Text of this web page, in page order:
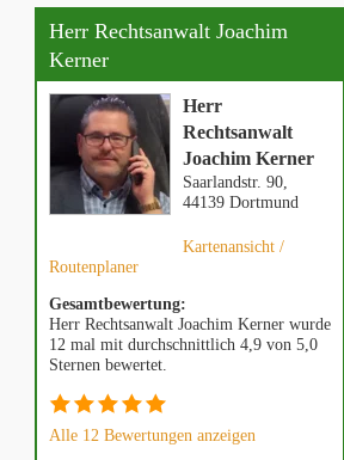
Herr Rechtsanwalt Joachim
Kerner
Herr
Rechtsanwalt
Joachim Kerner
Saarlandstr. 90,
44139 Dortmund
Kartenansicht /
Routenplaner
Gesamtbewertung:
Herr Rechtsanwalt Joachim Kerner wurde
12 mal mit durchschnittlich 4,9 von 5,0
Sternen bewertet.
Alle 12 Bewertungen anzeigen